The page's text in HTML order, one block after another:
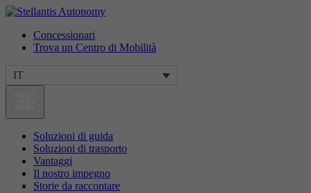
Concessionari
Trova un Centro di Mobilità
IT
Soluzioni di guida
Soluzioni di trasporto
Vantaggi
Il nostro impegno
Storie da raccontare